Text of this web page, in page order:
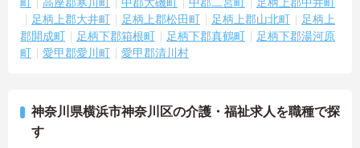
町 高座郡寒川町 中郡大磯町 中郡二宮町
足柄上郡中井町
足柄上郡大井町
足柄上郡松田町 足柄上郡山北町
足柄上
郡開成町
足柄下郡箱根町 足柄下郡真鶴町
足柄下郡湯河原
町
愛甲郡愛川町 愛甲郡清川村
神奈川県横浜市神奈川区の介護・福祉求人を職種で探
す